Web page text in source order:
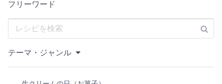
フリーワード
テーマ・ジャンル